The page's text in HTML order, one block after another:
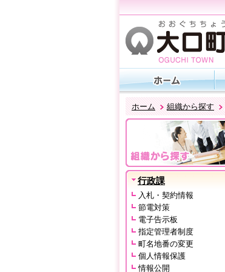
ホーム 組織から探す
行政課
入札・契約情報
節電対策
電子告示板
指定管理者制度
町名地番の変更
個人情報保護
情報公開